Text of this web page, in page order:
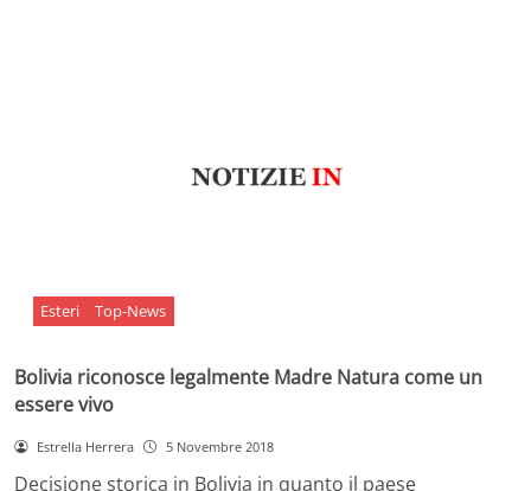
Esteri Top-News
Bolivia riconosce legalmente Madre Natura come un
essere vivo
Estrella Herrera 5 Novembre 2018
Decisione storica in Bolivia in quanto il paese